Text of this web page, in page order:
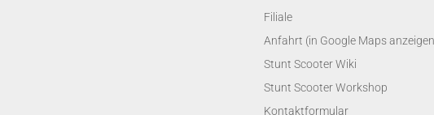
Filiale
Anfahrt (in Google Maps
Stunt Scooter Wiki
Stunt Scooter Workshop
Kontaktformular